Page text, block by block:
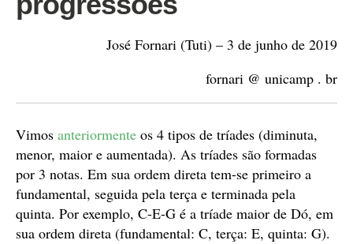
José Fornari (Tuti) – 3 de junho de 2019
fornari @ unicamp . br
Vimos anteriormente os 4 tipos de tríades (diminuta,
menor, maior e aumentada). As tríades são formadas
por 3 notas. Em sua ordem direta tem-se primeiro a
fundamental, seguida pela terça e terminada pela
quinta. Por exemplo, C-E-G é a tríade maior de Dó, em
sua ordem direta (fundamental: C, terça: E, quinta: G).